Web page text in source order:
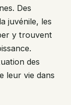
Des
juvénile, les
y trouvent
des
leur vie dans